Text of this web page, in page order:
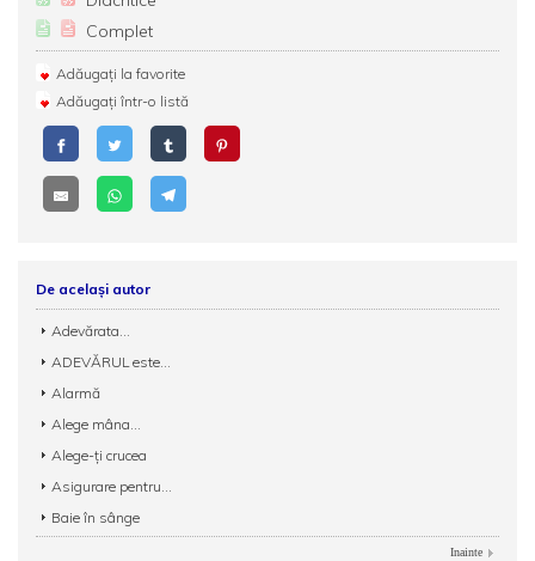
Complet
Adăugați la favorite
Adăugați într-o listă
De același autor
Adevărata...
ADEVĂRUL este...
Alarmă
Alege mâna...
Alege-ţi crucea
Asigurare pentru...
Baie în sânge
Inainte